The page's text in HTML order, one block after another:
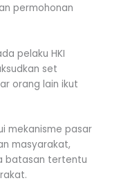
permohonan
pelaku HKI
set
orang lain ikut
mekanisme pasar
masyarakat,
batasan tertentu